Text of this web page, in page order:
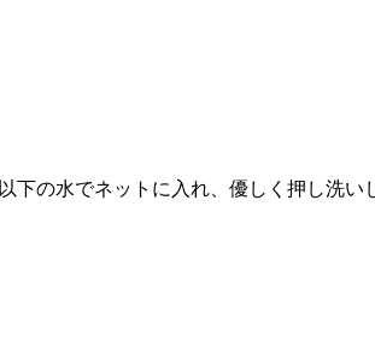
の水でネットに入れ、優しく押し洗